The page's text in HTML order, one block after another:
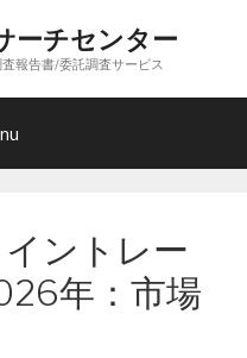
ーチセンター
報告書/委託調査サービス
ントレー
年：市場